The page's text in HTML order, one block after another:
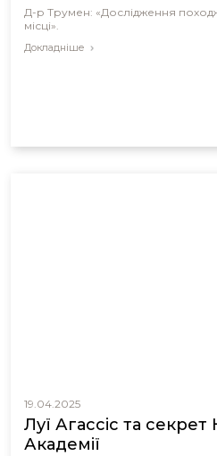
Д-р Трумен: «Дослідження
місці».
Докладніше
19.04.2025
Луї Агассіс та секрет
Академії